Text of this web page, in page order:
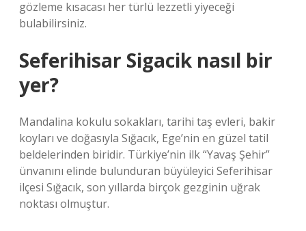
gözleme kısacası her türlü lezzetli yiyeceği
bulabilirsiniz.
Seferihisar Sigacik nasıl bir
yer?
Mandalina kokulu sokakları, tarihi taş evleri, bakir
koyları ve doğasıyla Sığacık, Ege’nin en güzel tatil
beldelerinden biridir. Türkiye’nin ilk “Yavaş Şehir”
ünvanını elinde bulunduran büyüleyici Seferihisar
ilçesi Sığacık, son yıllarda birçok gezginin uğrak
noktası olmuştur.